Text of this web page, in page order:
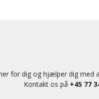
for dig og hjælper dig med
Kontakt os på +45 77